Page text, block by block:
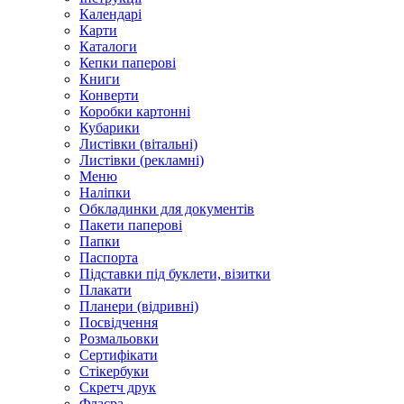
Календарі
Карти
Каталоги
Кепки паперові
Книги
Конверти
Коробки картонні
Кубарики
Листівки (вітальні)
Листівки (рекламні)
Меню
Наліпки
Обкладинки для документів
Пакети паперові
Папки
Паспорта
Підставки під буклети, візитки
Плакати
Планери (відривні)
Посвідчення
Розмальовки
Сертифікати
Стікербуки
Скретч друк